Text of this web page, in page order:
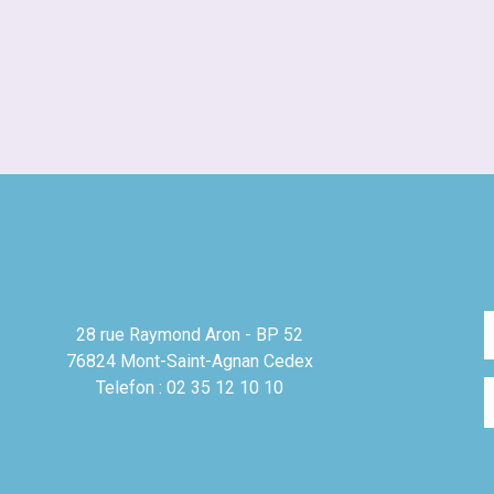
28 rue Raymond Aron - BP 52
76824 Mont-Saint-Agnan Cedex
Telefon : 02 35 12 10 10